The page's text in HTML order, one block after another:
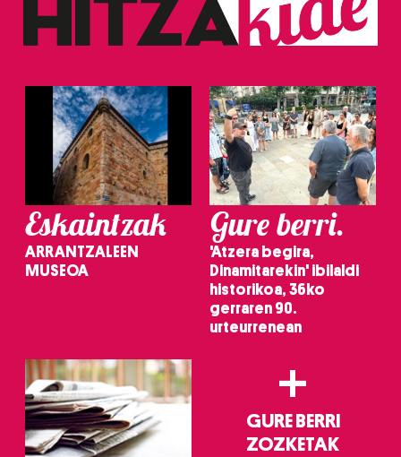
zerbitzuak hobetzeko asmoz, cookie teknologiaz
baliatzen gara. Ohar hau onartuz gero, teknologia hori
irakurri
Eskaintzak
ARRANTZALEEN
MUSEOA
Gure berri.
'Atzera begira,
Dinamitarekin' ibilaldi
historikoa, 36ko
gerraren 90.
urteurrenean
+
GURE BERRI
ZOZKETAK